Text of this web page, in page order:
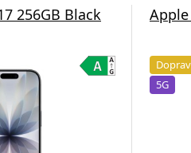
256GB Black
5G